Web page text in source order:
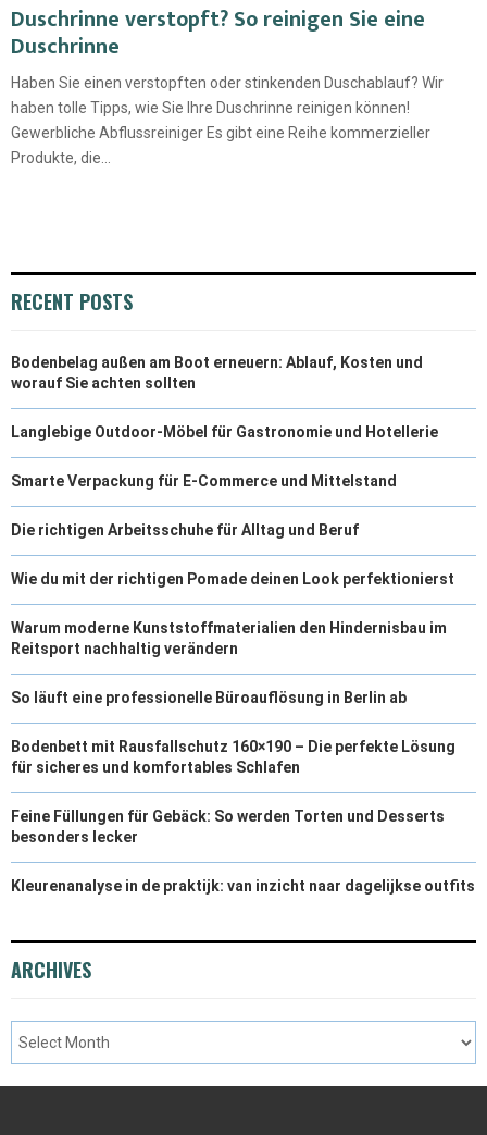
Duschrinne verstopft? So reinigen Sie eine
Duschrinne
Haben Sie einen verstopften oder stinkenden Duschablauf? Wir
haben tolle Tipps, wie Sie Ihre Duschrinne reinigen können!
Gewerbliche Abflussreiniger Es gibt eine Reihe kommerzieller
Produkte, die...
RECENT POSTS
Bodenbelag außen am Boot erneuern: Ablauf, Kosten und
worauf Sie achten sollten
Langlebige Outdoor-Möbel für Gastronomie und Hotellerie
Smarte Verpackung für E-Commerce und Mittelstand
Die richtigen Arbeitsschuhe für Alltag und Beruf
Wie du mit der richtigen Pomade deinen Look perfektionierst
Warum moderne Kunststoffmaterialien den Hindernisbau im
Reitsport nachhaltig verändern
So läuft eine professionelle Büroauflösung in Berlin ab
Bodenbett mit Rausfallschutz 160×190 – Die perfekte Lösung
für sicheres und komfortables Schlafen
Feine Füllungen für Gebäck: So werden Torten und Desserts
besonders lecker
Kleurenanalyse in de praktijk: van inzicht naar dagelijkse outfits
ARCHIVES